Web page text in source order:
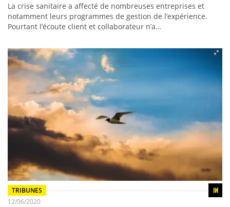
La crise sanitaire a affecté de nombreuses entreprises et
notamment leurs programmes de gestion de l’expérience.
Pourtant l’écoute client et collaborateur n’a…
TRIBUNES
12/06/2020